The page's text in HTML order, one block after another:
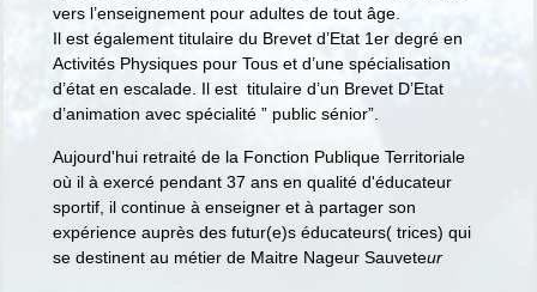
vers l’enseignement pour adultes de tout âge.
Il est également titulaire du Brevet d’Etat 1er degré en
Activités Physiques pour Tous et d’une spécialisation
d’état en escalade. Il est titulaire d’un Brevet D’Etat
d’animation avec spécialité ” public sénior”.
Aujourd'hui retraité de la Fonction Publique Territoriale
où il à exercé pendant 37 ans en qualité d'éducateur
sportif, il continue à enseigner et à partager son
expérience auprès des futur(e)s éducateurs( trices) qui
se destinent au métier de Maitre Nageur Sauveteur